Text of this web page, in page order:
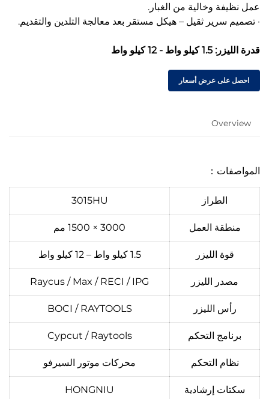
عمل نظيفة وخالية من الغبار.
· تصميم سرير ثقيل – هيكل مستقر بعد معالجة التلدين والتقديم.
قدرة الليزر: 1.5 كيلو واط - 12 كيلو واط
احصل على عرض أسعار
Overview
المواصفات：
الطراز 3015HU
منطقة العمل 3000 × 1500 مم
قوة الليزر 1.5 كيلو واط – 12 كيلو واط
مصدر الليزر Raycus / Max / RECI / IPG
رأس الليزر BOCI / RAYTOOLS
برنامج التحكم Cypcut / Raytools
نظام التحكم محركات موتور السيرفو
سكتات إرشادية HONGNIU